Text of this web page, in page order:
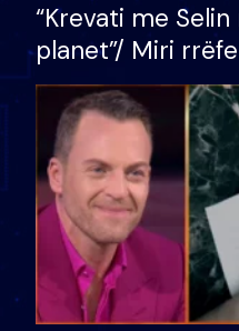
“Krevati me
planet”/ Miri
bukura në
mungojë zilja e